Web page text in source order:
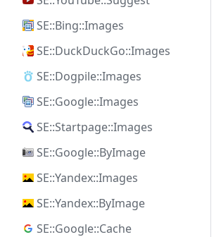
SE::Bing::Images
SE::DuckDuckGo::Images
SE::Dogpile::Images
SE::Google::Images
SE::Startpage::Images
SE::Google::ByImage
SE::Yandex::Images
SE::Yandex::ByImage
SE::Google::Cache